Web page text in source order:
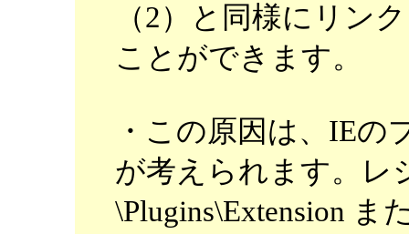
（2）と同様にリン
ことができます。
・この原因は、IEの
が考えられます。レ
\Plugins\Extension ま